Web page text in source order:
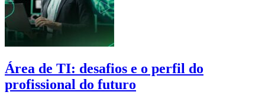
Área de TI: desafios e o perfil do
profissional do futuro